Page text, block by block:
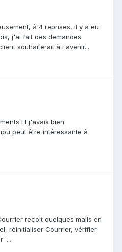
à 4 reprises, il y a eu
j'ai fait des demandes
souhaiterait à l'avenir...
Et j'avais bien
peut être intéressante à
reçoit quelques mails en
réinitialiser Courrier, vérifier
:...